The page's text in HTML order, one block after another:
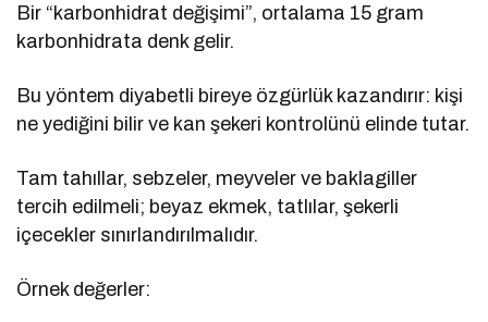
Bir “karbonhidrat değişimi”, ortalama 15 gram
karbonhidrata denk gelir.
Bu yöntem diyabetli bireye özgürlük kazandırır: kişi
ne yediğini bilir ve kan şekeri kontrolünü elinde tutar.
Tam tahıllar, sebzeler, meyveler ve baklagiller
tercih edilmeli; beyaz ekmek, tatlılar, şekerli
içecekler sınırlandırılmalıdır.
Örnek değerler: